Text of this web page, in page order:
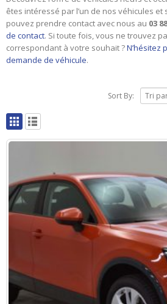
êtes intéressé par l’un de nos véhicules
pouvez prendre contact avec nous au 03
de contact. Si toute fois, vous ne trouvez
correspondant à votre souhait ?N’hésitez
demande de véhicule.
Sort By: